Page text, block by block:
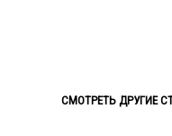
СМОТРЕТЬ ДРУГИЕ